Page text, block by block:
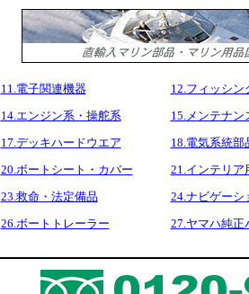
11.電子関連機器
12.フィッシン
14.エンジン系・操舵系
15.メンテナン
17.デッキハードウエア
18.電気系統部
20.ボートシート・カバー
21.インテリア
23.救命・法定備品
24.ナビゲーシ
26.ボートトレーラー
27.ヤマハ純正